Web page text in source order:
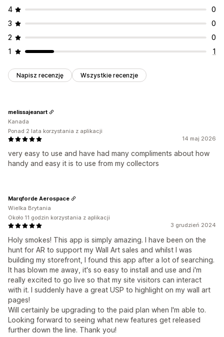
4
0
3
0
2
0
1
1
Napisz recenzję Wszystkie recenzje
14 maj 2026
very easy to use and have had many compliments about how
handy and easy it is to use from my collectors
melissajeanart
Kanada
Ponad 2 lata korzystania z aplikacji
3 grudzień 2024
Holy smokes! This app is simply amazing. I have been on the
hunt for AR to support my Wall Art sales and whilst I was
building my storefront, I found this app after a lot of searching.
It has blown me away, it's so easy to install and use and i'm
really excited to go live so that my site visitors can interact
with it. I suddenly have a great USP to highlight on my wall art
pages!
Will certainly be upgrading to the paid plan when I'm able to.
Looking forward to seeing what new features get released
further down the line. Thank you!
Marqforde Aerospace
Wielka Brytania
Około 11 godzin korzystania z aplikacji